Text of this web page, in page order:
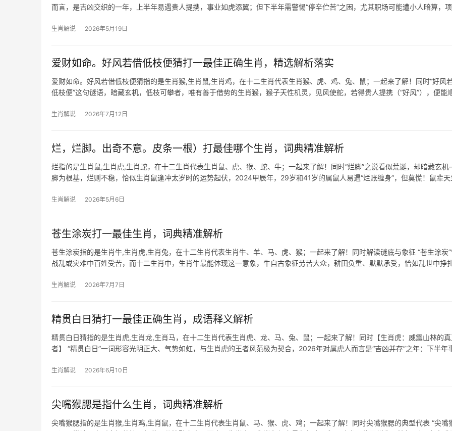
而言，是吉凶交织的一年，上半年易遇贵人提携，事业如虎添翼；但下半年需警惕“停辛伫苦”之困，尤其职场可能遭小人暗算，
生肖解说 2026年5月19日
爱财如命。好风若借低枝便猜打一最佳正确生肖，精选解析落实
爱财如命。好风若借低枝便猜指的是生肖猴,生肖鼠,生肖鸡，在十二生肖代表生肖猴、虎、鸡、兔、鼠；一起来了解！同时“好风
低枝便”这句谜语，暗藏玄机，低枝可攀者，唯有善于借势的生肖猴，猴子天性机灵，见风使舵，若得贵人提携（“好风”），便能
生肖解说 2026年7月12日
烂，烂脚。出奇不意。皮条一根）打最佳哪个生肖，词典精准解析
烂指的是生肖鼠,生肖虎,生肖蛇，在十二生肖代表生肖鼠、虎、猴、蛇、牛；一起来了解！同时“烂脚”之说看似荒诞，却暗藏玄
脚为根基，烂则不稳，恰似生肖鼠逢冲太岁时的运势起伏，2024甲辰年，29岁和41岁的属鼠人易遇“烂账缠身”，但莫慌！鼠辈天
生肖解说 2026年5月6日
苍生涂炭打一最佳生肖，词典精准解析
苍生涂炭指的是生肖牛,生肖虎,生肖兔，在十二生肖代表生肖牛、羊、马、虎、猴；一起来了解！同时解读谜底与象征 “苍生涂炭
战乱或灾难中百姓受苦，而十二生肖中，生肖牛最能体现这一意象，牛自古象征劳苦大众，耕田负重、默默承受，恰如乱世中挣
生肖解说 2026年7月7日
精贯白日猜打一最佳正确生肖，成语释义解析
精贯白日猜指的是生肖虎,生肖龙,生肖马，在十二生肖代表生肖虎、龙、马、兔、鼠；一起来了解！同时【生肖虎：威震山林的真
者】 “精贯白日”一词形容光明正大、气势如虹，与生肖虎的王者风范极为契合，2026年对属虎人而言是“吉凶并存”之年：下半年
生肖解说 2026年6月10日
尖嘴猴腮是指什么生肖，词典精准解析
尖嘴猴腮指的是生肖猴,生肖鸡,生肖鼠，在十二生肖代表生肖鼠、马、猴、虎、鸡；一起来了解！同时尖嘴猴腮的典型代表 “尖嘴